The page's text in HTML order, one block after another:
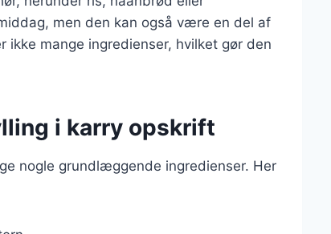
men den kan også være en del af
mange ingredienser, hvilket gør den
i karry opskrift
nogle grundlæggende ingredienser. Her